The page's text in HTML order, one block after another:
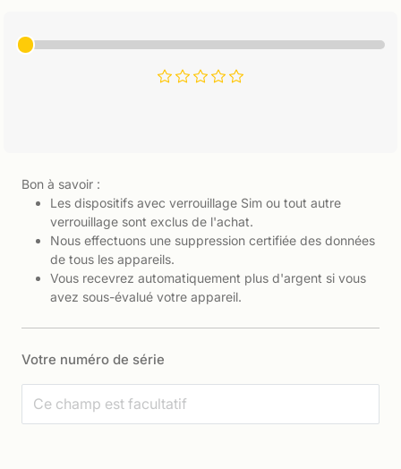
Bon à savoir :
Les dispositifs avec verrouillage Sim ou tout autre
verrouillage sont exclus de l'achat.
Nous effectuons une suppression certifiée des données
de tous les appareils.
Vous recevrez automatiquement plus d'argent si vous
avez sous-évalué votre appareil.
Votre numéro de série